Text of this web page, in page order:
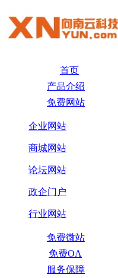
首页
产品介绍
免费网站
企业网站
商城网站
论坛网站
政企门户
行业网站
免费微站
免费OA
服务保障